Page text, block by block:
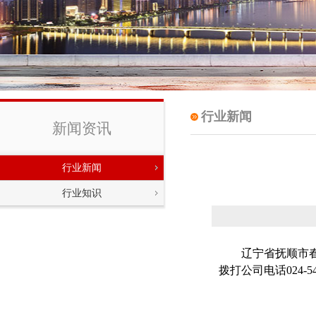
新闻资讯
行业新闻
行业知识
行业新闻
辽宁省抚顺市春
拨打公司电话024-